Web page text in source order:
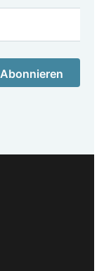
Abonnieren